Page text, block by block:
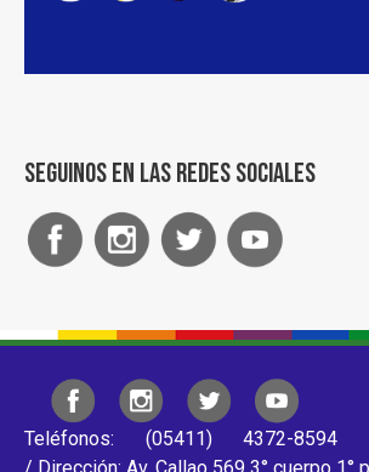
Seguinos en las redes sociales
Teléfonos: (05411) 4372-8594